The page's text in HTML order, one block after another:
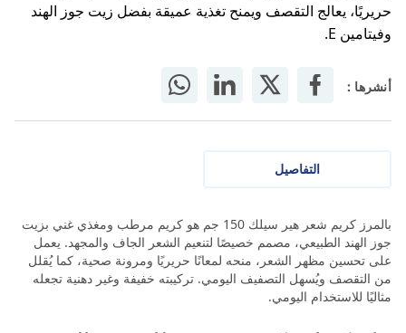
حريريًا، يعالج التقصف ويمنح تغذية عميقة بفضل زيت جوز الهند
وفيتامين E.
أنشرها :
التفاصيل
بالمرز كريم شعر هير سيلك 150 جم هو كريم مرطب ومغذي غني بزيت
جوز الهند الطبيعي، مصمم خصيصًا لتنعيم الشعر الجاف والمجهد. يعمل
على تحسين مظهر الشعر، منحه لمعانًا حريريًا ومرونة صحية، كما يُقلل
من التقصف ويُسهل التصفيف اليومي. تركيبته خفيفة وغير دهنية تجعله
مثاليًا للاستخدام اليومي.